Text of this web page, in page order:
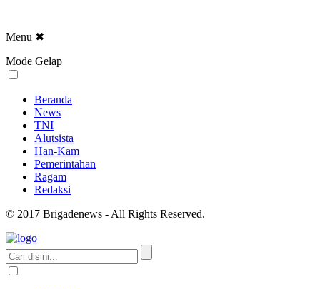
Menu ✖
Mode Gelap
Beranda
News
TNI
Alutsista
Han-Kam
Pemerintahan
Ragam
Redaksi
© 2017 Brigadenews - All Rights Reserved.